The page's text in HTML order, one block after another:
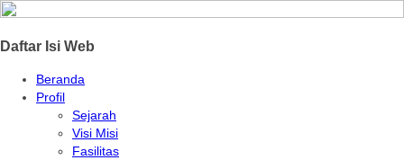
Daftar Isi Web
Beranda
Profil
Sejarah
Visi Misi
Fasilitas